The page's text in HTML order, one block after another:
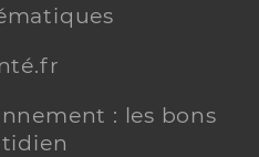
: les bons